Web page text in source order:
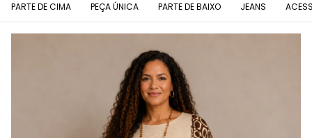
PARTE DE CIMA PEÇA ÚNICA PARTE DE BAIXO JEANS